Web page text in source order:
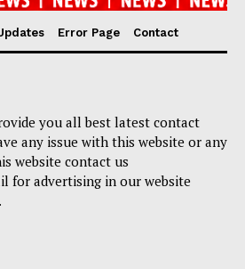
Error Page Contact
you all best latest contact
any issue with this website or any
website contact us
for advertising in our website